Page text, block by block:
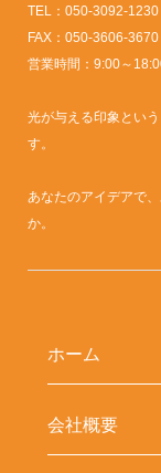
TEL：050-3092-1230
FAX：050-3606-3670
営業時間：9:00～
光が与える印象とい
す。
あなたのアイデアで
か。
ホーム
会社概要